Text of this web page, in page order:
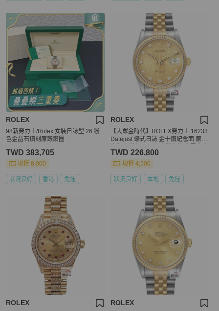
ROLEX
98新勞力士/Rolex 女裝日誌型 26 粉
色金晶石鑽刻原鑲鑽圈
TWD 383,705
現折 8,000
狀況良好 香港 免運
ROLEX
【大眾金時代】ROLEX勞力士 16233
Datejust 蠔式日誌 金十鑽紀念面 原面
代G303
TWD 226,800
現折 4,500
狀況良好 本地 免運
ROLEX ROLEX